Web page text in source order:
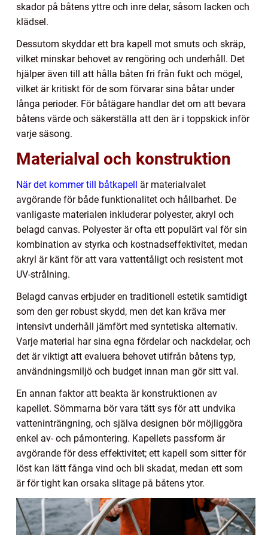
skador på båtens yttre och inre delar, såsom lacken och
klädsel.
Dessutom skyddar ett bra kapell mot smuts och skräp,
vilket minskar behovet av rengöring och underhåll. Det
hjälper även till att hålla båten fri från fukt och mögel,
vilket är kritiskt för de som förvarar sina båtar under
långa perioder. För båtägare handlar det om att bevara
båtens värde och säkerställa att den är i toppskick inför
varje säsong.
Materialval och konstruktion
När det kommer till båtkapell är materialvalet
avgörande för både funktionalitet och hållbarhet. De
vanligaste materialen inkluderar polyester, akryl och
belagd canvas. Polyester är ofta ett populärt val för sin
kombination av styrka och kostnadseffektivitet, medan
akryl är känt för att vara vattentåligt och resistent mot
UV-strålning.
Belagd canvas erbjuder en traditionell estetik samtidigt
som den ger robust skydd, men det kan kräva mer
intensivt underhåll jämfört med syntetiska alternativ.
Varje material har sina egna fördelar och nackdelar, och
det är viktigt att evaluera behovet utifrån båtens typ,
användningsmiljö och budget innan man gör sitt val.
En annan faktor att beakta är konstruktionen av
kapellet. Sömmarna bör vara tätt sys för att undvika
vatteninträngning, och själva designen bör möjliggöra
enkel av- och påmontering. Kapellets passform är
avgörande för dess effektivitet; ett kapell som sitter för
löst kan lätt fånga vind och bli skadat, medan ett som
är för tight kan orsaka slitage på båtens ytor.